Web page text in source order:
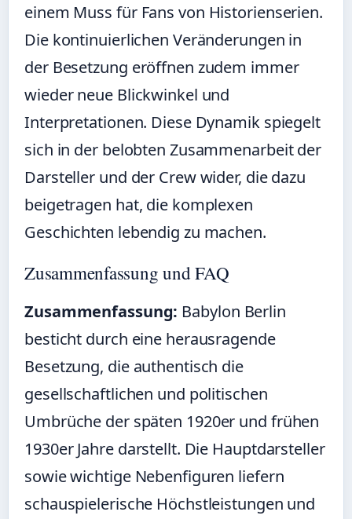
einem Muss für Fans von Historienserien.
Die kontinuierlichen Veränderungen in
der Besetzung eröffnen zudem immer
wieder neue Blickwinkel und
Interpretationen. Diese Dynamik spiegelt
sich in der belobten Zusammenarbeit der
Darsteller und der Crew wider, die dazu
beigetragen hat, die komplexen
Geschichten lebendig zu machen.
Zusammenfassung und FAQ
Zusammenfassung: Babylon Berlin
besticht durch eine herausragende
Besetzung, die authentisch die
gesellschaftlichen und politischen
Umbrüche der späten 1920er und frühen
1930er Jahre darstellt. Die Hauptdarsteller
sowie wichtige Nebenfiguren liefern
schauspielerische Höchstleistungen und